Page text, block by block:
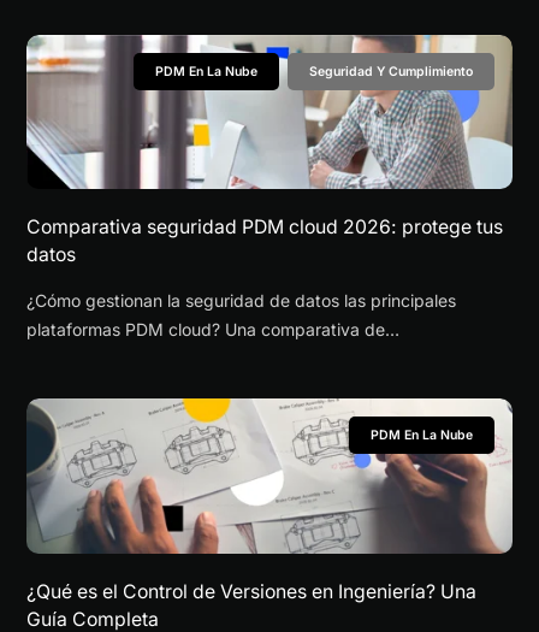
costos para equipos de ingeniería que evalúan PDM en
2026.
PDM En La Nube Seguridad Y Cumplimiento
Comparativa seguridad PDM cloud 2026: protege tus
datos
¿Cómo gestionan la seguridad de datos las principales
plataformas PDM cloud? Una comparativa de
PDM En La Nube
¿Qué es el Control de Versiones en Ingeniería? Una
Guía Completa